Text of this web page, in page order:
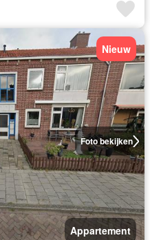
Foto bekijken
Nieuw
Appartement